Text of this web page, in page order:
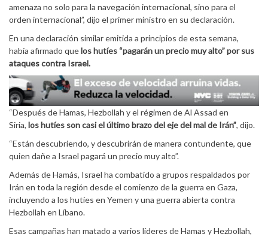
amenaza no solo para la navegación internacional, sino para el
orden internacional”, dijo el primer ministro en su declaración.
En una declaración similar emitida a principios de esta semana,
había afirmado quelos hutíes “pagarán un precio muy alto” por sus
ataques contra Israel.
“Después de Hamas, Hezbollah y el régimen de Al Assad en
Siria, los hutíes son casi el último brazo del eje del mal de Irán”, dijo.
“Están descubriendo, y descubrirán de manera contundente, que
quien dañe a Israel pagará un precio muy alto”.
Además de Hamás, Israel ha combatido a grupos respaldados por
Irán en toda la región desde el comienzo de la guerra en Gaza,
incluyendo a los hutíes en Yemen y una guerra abierta contra
Hezbollah en Líbano.
Esas campañas han matado a varios líderes de Hamas y Hezbollah,